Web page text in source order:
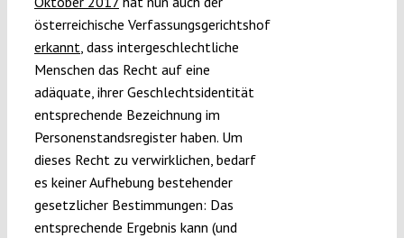
Projects
österreichische Verfassungsgerichtshof
erkannt, dass intergeschlechtliche
Menschen das Recht auf eine
adäquate, ihrer Geschlechtsidentität
entsprechende Bezeichnung im
Personenstandsregister haben. Um
dieses Recht zu verwirklichen, bedarf
es keiner Aufhebung bestehender
gesetzlicher Bestimmungen: Das
entsprechende Ergebnis kann (und